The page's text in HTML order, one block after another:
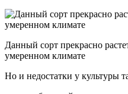
Данный сорт прекрасно
умеренном климате
Но и недостатки у культуры